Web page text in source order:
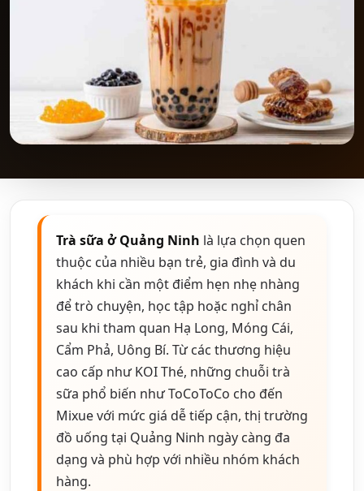
Trà sữa ở Quảng Ninh là lựa chọn quen
thuộc của nhiều bạn trẻ, gia đình và du
khách khi cần một điểm hẹn nhẹ nhàng
để trò chuyện, học tập hoặc nghỉ chân
sau khi tham quan Hạ Long, Móng Cái,
Cẩm Phả, Uông Bí. Từ các thương hiệu
cao cấp như KOI Thé, những chuỗi trà
sữa phổ biến như ToCoToCo cho đến
Mixue với mức giá dễ tiếp cận, thị trường
đồ uống tại Quảng Ninh ngày càng đa
dạng và phù hợp với nhiều nhóm khách
hàng.